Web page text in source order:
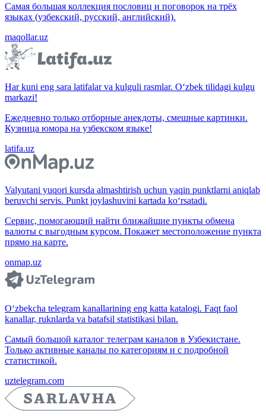
Самая большая коллекция пословиц и поговорок на трёх
языках (узбекский, русский, английский).
maqollar.uz
Har kuni eng sara latifalar va kulguli rasmlar. O‘zbek tilidagi kulgu
markazi!
Ежедневно только отборные анекдоты, смешные картинки.
Кузница юмора на узбекском языке!
latifa.uz
Valyutani yuqori kursda almashtirish uchun yaqin punktlarni aniqlab
beruvchi servis. Punkt joylashuvini kartada ko‘rsatadi.
Сервис, помогающий найти ближайшие пункты обмена
валюты с выгодным курсом. Покажет местоположение пункта
прямо на карте.
onmap.uz
O‘zbekcha telegram kanallarining eng katta katalogi. Faqt faol
kanallar, ruknlarda va batafsil statistikasi bilan.
Самый большой каталог телеграм каналов в Узбекистане.
Только активные каналы по категориям и с подробной
статистикой.
uztelegram.com